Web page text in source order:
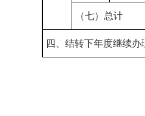
（七）总计
四、结转下年度继续办